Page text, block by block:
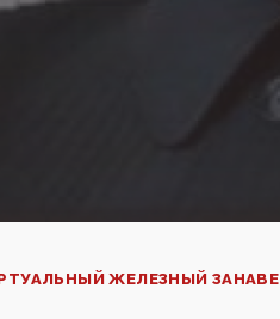
ЖЕЛЕЗНЫЙ